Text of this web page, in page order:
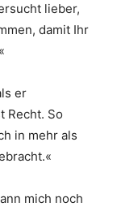
lieber,
damit Ihr
er
Recht. So
in mehr als
mich noch